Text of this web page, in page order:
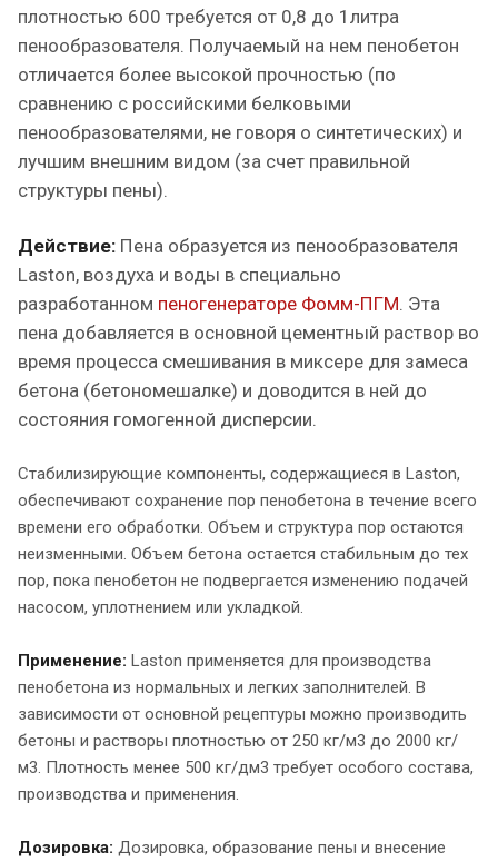
плотностью 600 требуется от 0,8 до 1литра
пенообразователя. Получаемый на нем пенобетон
отличается более высокой прочностью (по
сравнению с российскими белковыми
пенообразователями, не говоря о синтетических) и
лучшим внешним видом (за счет правильной
структуры пены).
Действие: Пена образуется из пенообразователя
Laston, воздуха и воды в специально
разработанном пеногенераторе Фомм-ПГМ. Эта
пена добавляется в основной цементный раствор во
время процесса смешивания в миксере для замеса
бетона (бетономешалке) и доводится в ней до
состояния гомогенной дисперсии.
Стабилизирующие компоненты, содержащиеся в Laston,
обеспечивают сохранение пор пенобетона в течение всего
времени его обработки. Объем и структура пор остаются
неизменными. Объем бетона остается стабильным до тех
пор, пока пенобетон не подвергается изменению подачей
насосом, уплотнением или укладкой.
Применение: Laston применяется для производства
пенобетона из нормальных и легких заполнителей. В
зависимости от основной рецептуры можно производить
бетоны и растворы плотностью от 250 кг/м3 до 2000 кг/
м3. Плотность менее 500 кг/дм3 требует особого состава,
производства и применения.
Дозировка: Дозировка, образование пены и внесение